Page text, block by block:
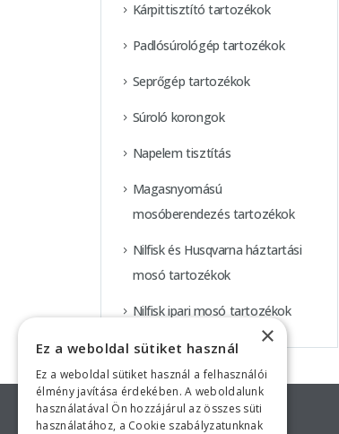
Kárpittisztító tartozékok
Padlósúrológép tartozékok
Seprőgép tartozékok
Súroló korongok
Napelem tisztítás
Magasnyomású
mosóberendezés tartozékok
Nilfisk és Husqvarna háztartási
mosó tartozékok
Nilfisk ipari mosó tartozékok
Keressen minket!
×
Ez a weboldal sütiket használ
Ez a weboldal sütiket használ a felhasználói
élmény javítása érdekében. A weboldalunk
használatával Ön hozzájárul az összes süti
használatához, a Cookie szabályzatunknak